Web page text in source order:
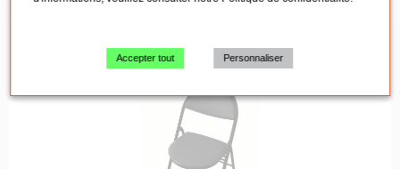
Ref : FLORENCE-E
Accepter tout Personnaliser